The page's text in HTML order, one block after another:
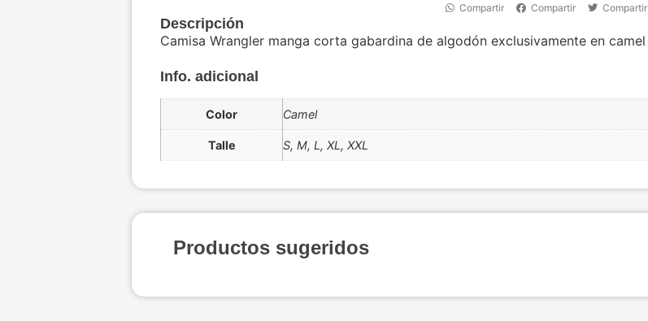
Compartir Compartir Compartir
Descripción
Camisa Wrangler manga corta gabardina de algodón exclusivamente en camel
Info. adicional
Color Camel
Talle S, M, L, XL, XXL
Productos sugeridos